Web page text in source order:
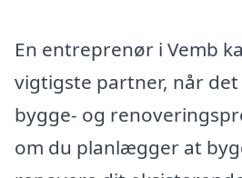
En entreprenør i Vemb
vigtigste partner, når
bygge- og
om du planlægger at